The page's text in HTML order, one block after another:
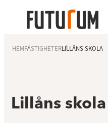
HEMFASTIGHETERLILLÅNS SKOLA
Lillåns skola